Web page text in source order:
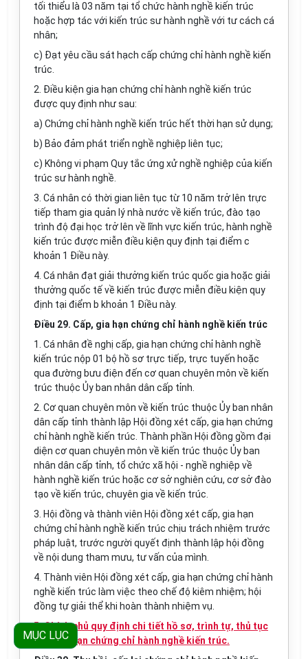
tối thiểu là 03 năm tại tổ chức hành nghề kiến trúc
hoặc hợp tác với kiến trúc sư hành nghề với tư cách cá
nhân;
c) Đạt yêu cầu sát hạch cấp chứng chỉ hành nghề kiến
trúc.
2. Điều kiện gia hạn chứng chỉ hành nghề kiến trúc
được quy định như sau:
a) Chứng chỉ hành nghề kiến trúc hết thời hạn sử dụng;
b) Bảo đảm phát triển nghề nghiệp liên tục;
c) Không vi phạm Quy tắc ứng xử nghề nghiệp của kiến
trúc sư hành nghề.
3. Cá nhân có thời gian liên tục từ 10 năm trở lên trực
tiếp tham gia quản lý nhà nước về kiến trúc, đào tạo
trình độ đại học trở lên về lĩnh vực kiến trúc, hành nghề
kiến trúc được miễn điều kiện quy định tại điểm c
khoản 1 Điều này.
4. Cá nhân đạt giải thưởng kiến trúc quốc gia hoặc giải
thưởng quốc tế về kiến trúc được miễn điều kiện quy
định tại điểm b khoản 1 Điều này.
Điều 29. Cấp, gia hạn chứng chỉ hành nghề kiến trúc
1. Cá nhân đề nghị cấp, gia hạn chứng chỉ hành nghề
kiến trúc nộp 01 bộ hồ sơ trực tiếp, trực tuyến hoặc
qua đường bưu điện đến cơ quan chuyên môn về kiến
trúc thuộc Ủy ban nhân dân cấp tỉnh.
2. Cơ quan chuyên môn về kiến trúc thuộc Ủy ban nhân
dân cấp tỉnh thành lập Hội đồng xét cấp, gia hạn chứng
chỉ hành nghề kiến trúc. Thành phần Hội đồng gồm đại
diện cơ quan chuyên môn về kiến trúc thuộc Ủy ban
nhân dân cấp tỉnh, tổ chức xã hội - nghề nghiệp về
hành nghề kiến trúc hoặc cơ sở nghiên cứu, cơ sở đào
tạo về kiến trúc, chuyên gia về kiến trúc.
3. Hội đồng và thành viên Hội đồng xét cấp, gia hạn
chứng chỉ hành nghề kiến trúc chịu trách nhiệm trước
pháp luật, trước người quyết định thành lập hội đồng
về nội dung tham mưu, tư vấn của mình.
4. Thành viên Hội đồng xét cấp, gia hạn chứng chỉ hành
nghề kiến trúc làm việc theo chế độ kiêm nhiệm; hội
đồng tự giải thể khi hoàn thành nhiệm vụ.
5. Chính phủ quy định chi tiết hồ sơ, trình tự, thủ tục
cấp, gia hạn chứng chỉ hành nghề kiến trúc.
MỤC LỤC